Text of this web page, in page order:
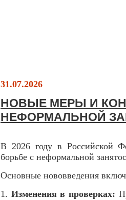
31.07.2026
НОВЫЕ МЕРЫ И
НЕФОРМАЛЬНОЙ
В 2026 году в Российской
борьбе с неформальной
Основные нововведения
1. Изменения в проверках: